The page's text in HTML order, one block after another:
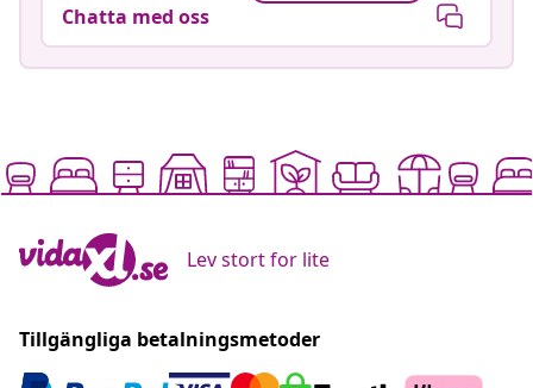
Chatta med oss
Lev stort for lite
Tillgängliga betalningsmetoder